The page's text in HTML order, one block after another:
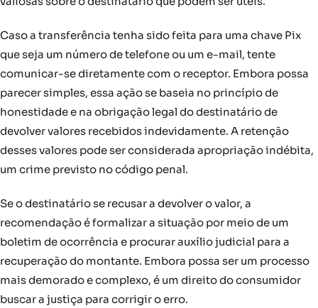
Caso a transferência tenha sido feita para uma chave Pix
que seja um número de telefone ou um e-mail, tente
comunicar-se diretamente com o receptor. Embora possa
parecer simples, essa ação se baseia no princípio de
honestidade e na obrigação legal do destinatário de
devolver valores recebidos indevidamente. A retenção
desses valores pode ser considerada apropriação indébita,
um crime previsto no código penal.
Se o destinatário se recusar a devolver o valor, a
recomendação é formalizar a situação por meio de um
boletim de ocorrência e procurar auxílio judicial para a
recuperação do montante. Embora possa ser um processo
mais demorado e complexo, é um direito do consumidor
buscar a justiça para corrigir o erro.